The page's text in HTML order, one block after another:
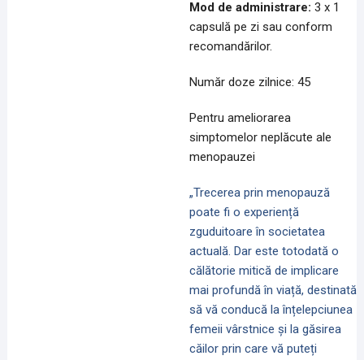
Mod de administrare: 3 x 1
capsulă pe zi sau conform
recomandărilor.
Număr doze zilnice: 45
Pentru ameliorarea
simptomelor neplăcute ale
menopauzei
„Trecerea prin menopauză
poate fi o experiență
zguduitoare în societatea
actuală. Dar este totodată o
călătorie mitică de implicare
mai profundă în viață, destinată
să vă conducă la înțelepciunea
femeii vârstnice și la găsirea
căilor prin care vă puteți